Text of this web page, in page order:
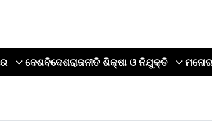
ଦେଶବିଦେଶରାଜନୀତି ଶିକ୍ଷା ଓ ନିଯୁକ୍ତି